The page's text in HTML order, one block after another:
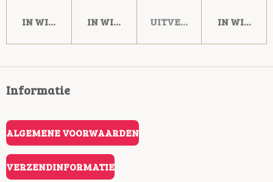
IN WINKELWAGENIN WINKELWAGENUITVERKOCHTIN
Informatie
ALGEMENE VOORWAARDEN
VERZENDINFORMATIE